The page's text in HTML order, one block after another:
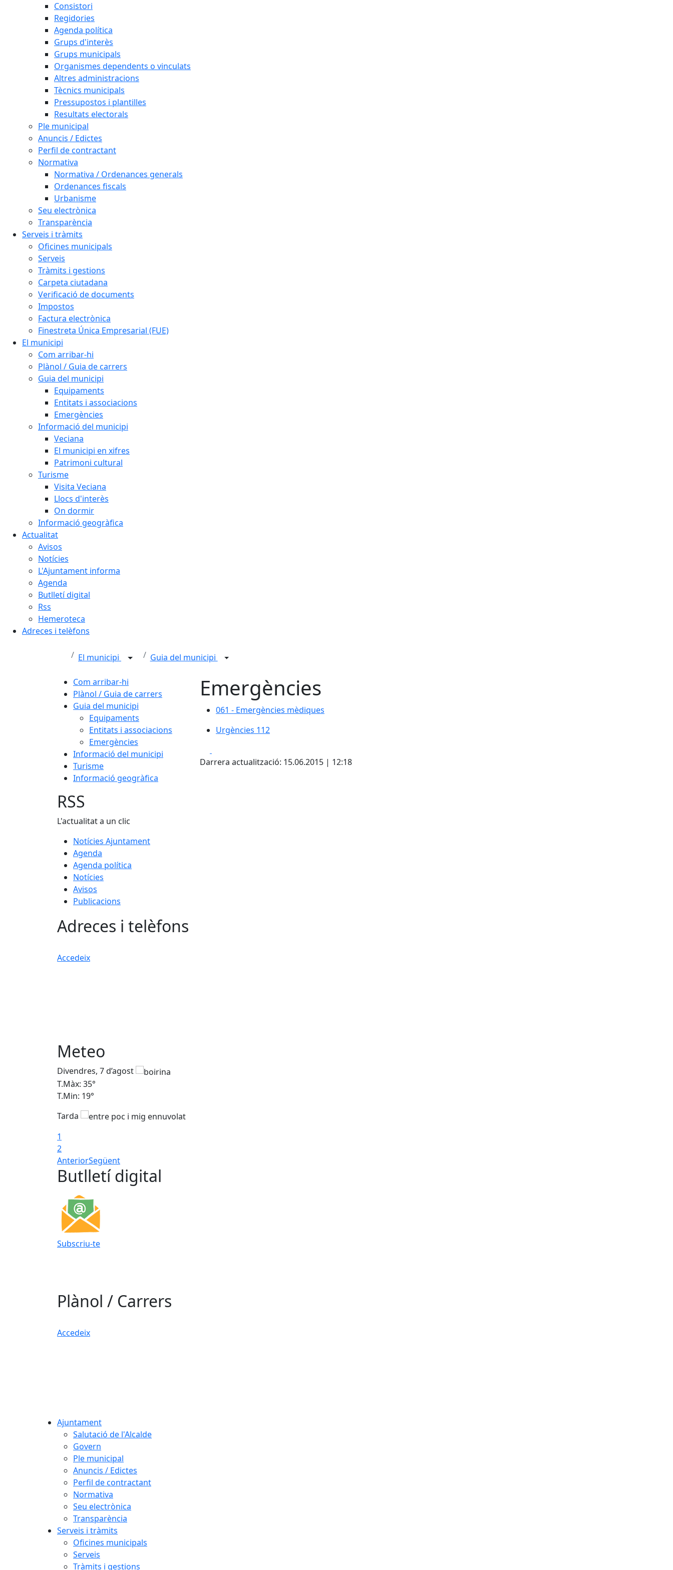
Consistori
Regidories
Agenda política
Grups d'interès
Grups municipals
Organismes dependents o vinculats
Altres administracions
Tècnics municipals
Pressupostos i plantilles
Resultats electorals
Ple municipal
Anuncis / Edictes
Perfil de contractant
Normativa
Normativa / Ordenances generals
Ordenances fiscals
Urbanisme
Seu electrònica
Transparència
Serveis i tràmits
Oficines municipals
Serveis
Tràmits i gestions
Carpeta ciutadana
Verificació de documents
Impostos
Factura electrònica
Finestreta Única Empresarial (FUE)
El municipi
Com arribar-hi
Plànol / Guia de carrers
Guia del municipi
Equipaments
Entitats i associacions
Emergències
Informació del municipi
Veciana
El municipi en xifres
Patrimoni cultural
Turisme
Visita Veciana
Llocs d'interès
On dormir
Informació geogràfica
Actualitat
Avisos
Notícies
L'Ajuntament informa
Agenda
Butlletí digital
Rss
Hemeroteca
Adreces i telèfons
El municipi Guia del municipi
Com arribar-hi
Plànol / Guia de carrers
Guia del municipi
Equipaments
Entitats i associacions
Emergències
Informació del municipi
Turisme
Informació geogràfica
Emergències
061 - Emergències mèdiques
061 - Emergències mèdiques
Urgències 112
Urgències 112
Darrera actualització: 15.06.2015 | 12:18
RSS
L'actualitat a un clic
Notícies Ajuntament
Agenda
Agenda política
Notícies
Avisos
Publicacions
Adreces i telèfons
Accedeix
Meteo
Divendres, 7 d’agost
T.Màx: 35°
T.Min: 19°
Tarda
1
2
AnteriorSegüent
Butlletí digital
Subscriu-te
Plànol / Carrers
Accedeix
Ajuntament
Salutació de l'Alcalde
Govern
Ple municipal
Anuncis / Edictes
Perfil de contractant
Normativa
Seu electrònica
Transparència
Serveis i tràmits
Oficines municipals
Serveis
Tràmits i gestions